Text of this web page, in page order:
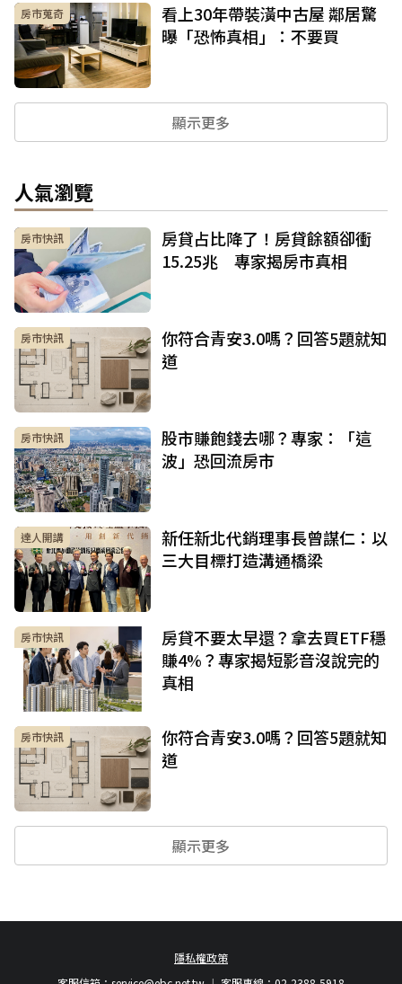
房市蒐奇
看上30年帶裝潢中古屋 鄰居驚
曝「恐怖真相」：不要買
顯示更多
人氣瀏覽
房市快訊
房貸占比降了！房貸餘額卻衝
15.25兆 專家揭房市真相
房市快訊
你符合青安3.0嗎？回答5題就知
道
房市快訊
股市賺飽錢去哪？專家：「這
波」恐回流房市
達人開講
新任新北代銷理事長曾謀仁：以
三大目標打造溝通橋梁
房市快訊
房貸不要太早還？拿去買ETF穩
賺4%？專家揭短影音沒說完的
真相
房市快訊
你符合青安3.0嗎？回答5題就知
道
顯示更多
隱私權政策